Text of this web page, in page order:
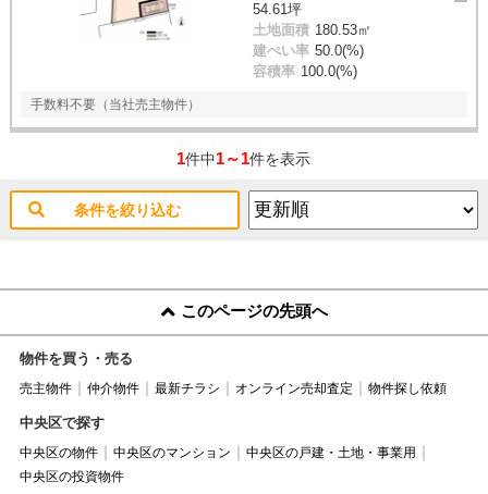
54.61坪
土地面積 180.53㎡
建ぺい率 50.0(%)
容積率 100.0(%)
手数料不要（当社売主物件）
1件中1～1件を表示
条件を絞り込む
このページの先頭へ
物件を買う・売る
売主物件 仲介物件 最新チラシ オンライン売却査定 物件探し依頼
中央区で探す
中央区の物件 中央区のマンション
中央区の戸建・土地・事業用
中央区の投資物件